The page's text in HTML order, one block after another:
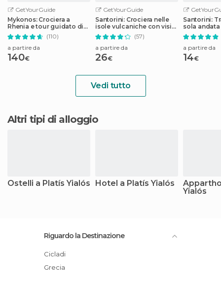
GetYourGuide
Mykonos: Crociera a
Rhenia e tour guidato di
Delos con trasferimenti
(110)
a partire da
140€
GetYourGuide
Santorini: Crociera nelle
isole vulcaniche con visita
alle sorgenti termali
(57)
a partire da
26€
Santorini:
sola
o
a partire da
14€
Vedi tutto
Altri tipi di alloggio
Ostelli a Platís Yialós Hotel a Platís Yialós
Yialós
Riguardo la Destinazione
Cicladi
Grecia